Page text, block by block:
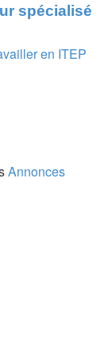
spécialisé
en ITEP
Annonces